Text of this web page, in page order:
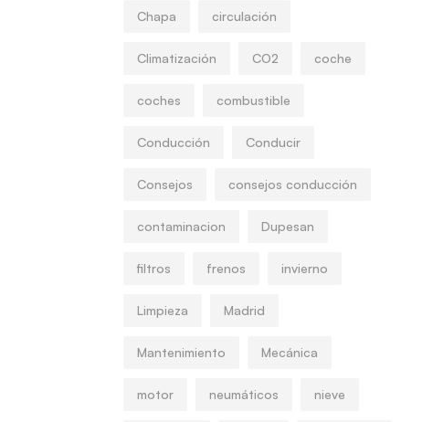
Chapa circulación
Climatización CO2 coche
coches combustible
Conducción Conducir
Consejos consejos conducción
contaminacion Dupesan
filtros frenos invierno
Limpieza Madrid
Mantenimiento Mecánica
motor neumáticos nieve